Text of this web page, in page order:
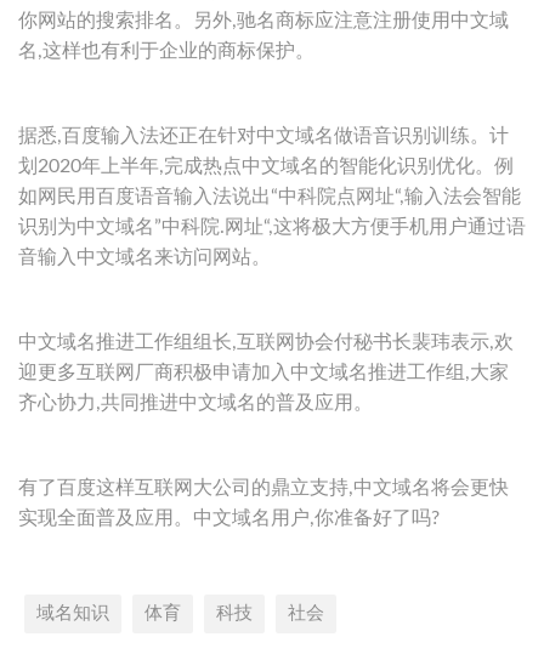
你网站的搜索排名。另外,驰名商标应注意注册使用中文域
名,这样也有利于企业的商标保护。
据悉,百度输入法还正在针对中文域名做语音识别训练。计
划2020年上半年,完成热点中文域名的智能化识别优化。例
如网民用百度语音输入法说出“中科院点网址“,输入法会智能
识别为中文域名”中科院.网址“,这将极大方便手机用户通过语
音输入中文域名来访问网站。
中文域名推进工作组组长,互联网协会付秘书长裴玮表示,欢
迎更多互联网厂商积极申请加入中文域名推进工作组,大家
齐心协力,共同推进中文域名的普及应用。
有了百度这样互联网大公司的鼎立支持,中文域名将会更快
实现全面普及应用。中文域名用户,你准备好了吗?
域名知识 体育 科技 社会